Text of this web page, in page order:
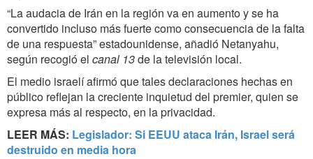
“La audacia de Irán en la región va en aumento y se ha
convertido incluso más fuerte como consecuencia de la falta
de una respuesta” estadounidense, añadió Netanyahu,
según recogió el canal 13de la televisión local.
El medio israelí afirmó que tales declaraciones hechas en
público reflejan la creciente inquietud del premier, quien se
expresa más al respecto, en la privacidad.
LEER MÁS: Legislador: Si EEUU ataca Irán, Israel será
destruido en media hora